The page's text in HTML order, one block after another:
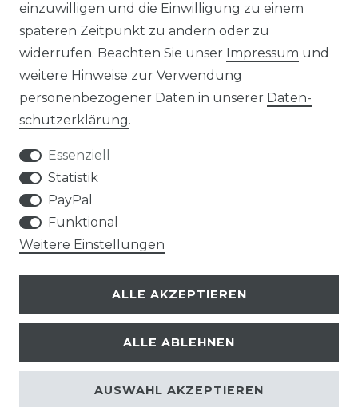
AGB Widerrufs­recht
Kontakt
SERVICE
VERSANDKOSTEN
AN- UND VERKAUF VON TONTRÄGERN
REFURBISHED VINYL
einzuwilligen und die Einwilligung zu einem
späteren Zeitpunkt zu ändern oder zu
widerrufen. Beachten Sie unser Impressum und
weitere Hinweise zur Verwendung
personenbezogener Daten in unserer Daten­
schutz­erklärung.
Essenziell
Statistik
PayPal
Funktional
Weitere Einstellungen
ALLE AKZEPTIEREN
ALLE ABLEHNEN
AUSWAHL AKZEPTIEREN